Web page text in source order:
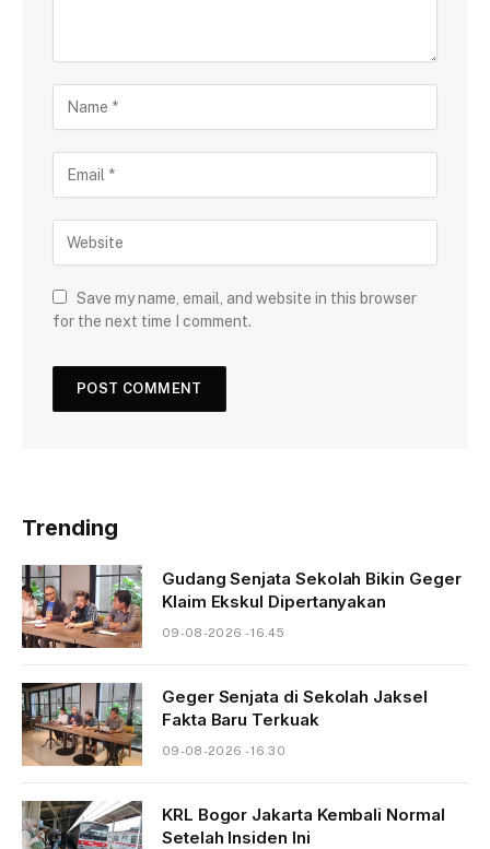
Save my name, email, and website in this browser
for the next time I comment.
Trending
Gudang Senjata Sekolah Bikin Geger
Klaim Ekskul Dipertanyakan
09-08-2026 - 16.45
Geger Senjata di Sekolah Jaksel
Fakta Baru Terkuak
09-08-2026 - 16.30
KRL Bogor Jakarta Kembali Normal
Setelah Insiden Ini